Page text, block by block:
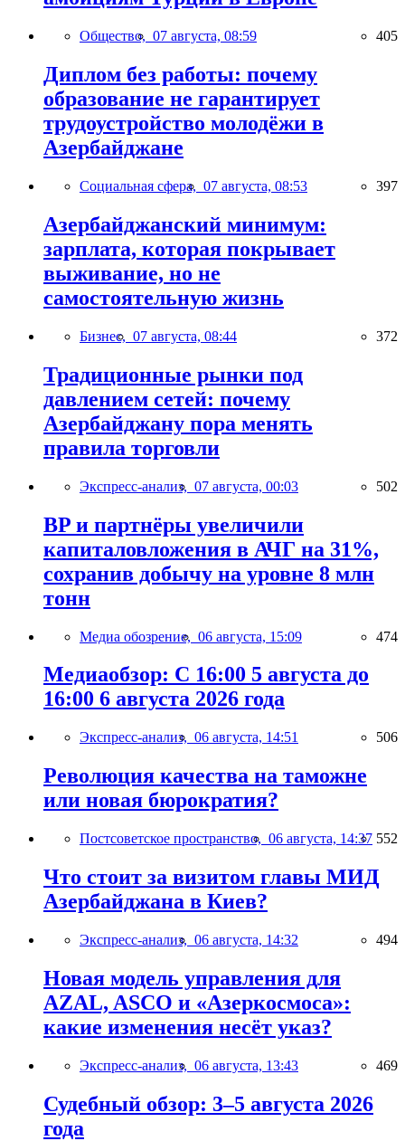
Общество, 07 августа, 08:59 405
Диплом без работы: почему
образование не гарантирует
трудоустройство молодёжи в
Азербайджане
Социальная сфера, 07 августа, 08:53 397
Азербайджанский минимум:
зарплата, которая покрывает
выживание, но не
самостоятельную жизнь
Бизнес, 07 августа, 08:44 372
Традиционные рынки под
давлением сетей: почему
Азербайджану пора менять
правила торговли
Экспресс-анализ, 07 августа, 00:03 502
BP и партнёры увеличили
капиталовложения в АЧГ на 31%,
сохранив добычу на уровне 8 млн
тонн
Медиа обозрение, 06 августа, 15:09 474
Медиаобзор: С 16:00 5 августа до
16:00 6 августа 2026 года
Экспресс-анализ, 06 августа, 14:51 506
Революция качества на таможне
или новая бюрократия?
Постсоветское пространство, 06 августа, 14:37 552
Что стоит за визитом главы МИД
Азербайджана в Киев?
Экспресс-анализ, 06 августа, 14:32 494
Новая модель управления для
AZAL, ASCO и «Азеркосмоса»:
какие изменения несёт указ?
Экспресс-анализ, 06 августа, 13:43 469
Судебный обзор: 3–5 августа 2026
года